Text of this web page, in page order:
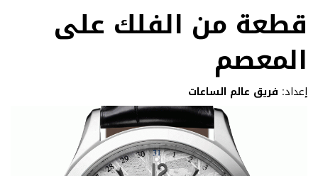
قطعة من الفلك على
المعصم
إعداد: فريق عالم الساعات